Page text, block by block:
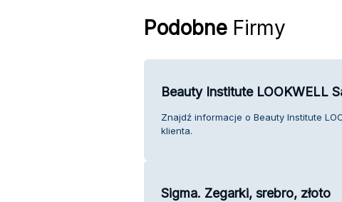
PodobneFirmy
Beauty Institute LOOKWELL
Znajdź informacje o Beauty Institute
klienta.
Sigma. Zegarki, srebro, złoto